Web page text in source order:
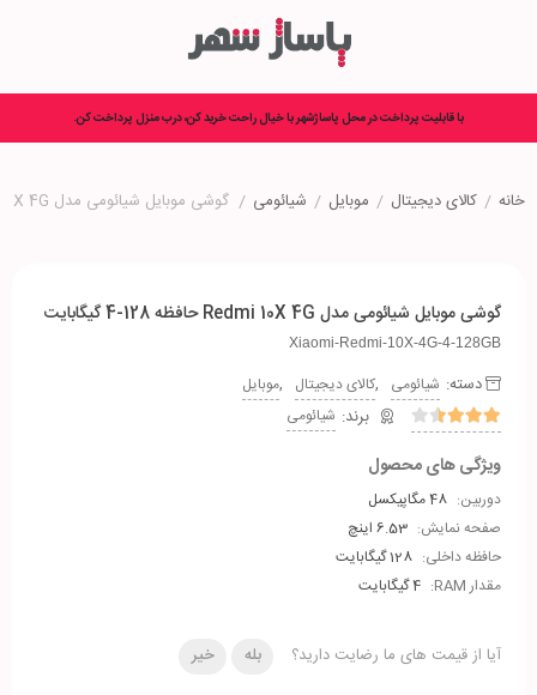
با قابلیت پرداخت در محل پاساژشهر با خیال راحت خرید کن، درب منزل پرداخت کن.
خانه / کالای دیجیتال / موبایل / شیائومی / گوشی موبایل شیائومی مدل Redmi 10X 4G حافظه 128-4 گیگابایت
گوشی موبایل شیائومی مدل Redmi 10X 4G حافظه 128-4 گیگابایت
Xiaomi-Redmi-10X-4G-4-128GB
دسته: شیائومی ,کالای دیجیتال ,موبایل
شیائومی
ویژگی های محصول
دوربین:
صفحه نمایش:
حافظه داخلی:
مقدار RAM:
آیا از قیمت های ما رضایت دارید؟ بله خیر